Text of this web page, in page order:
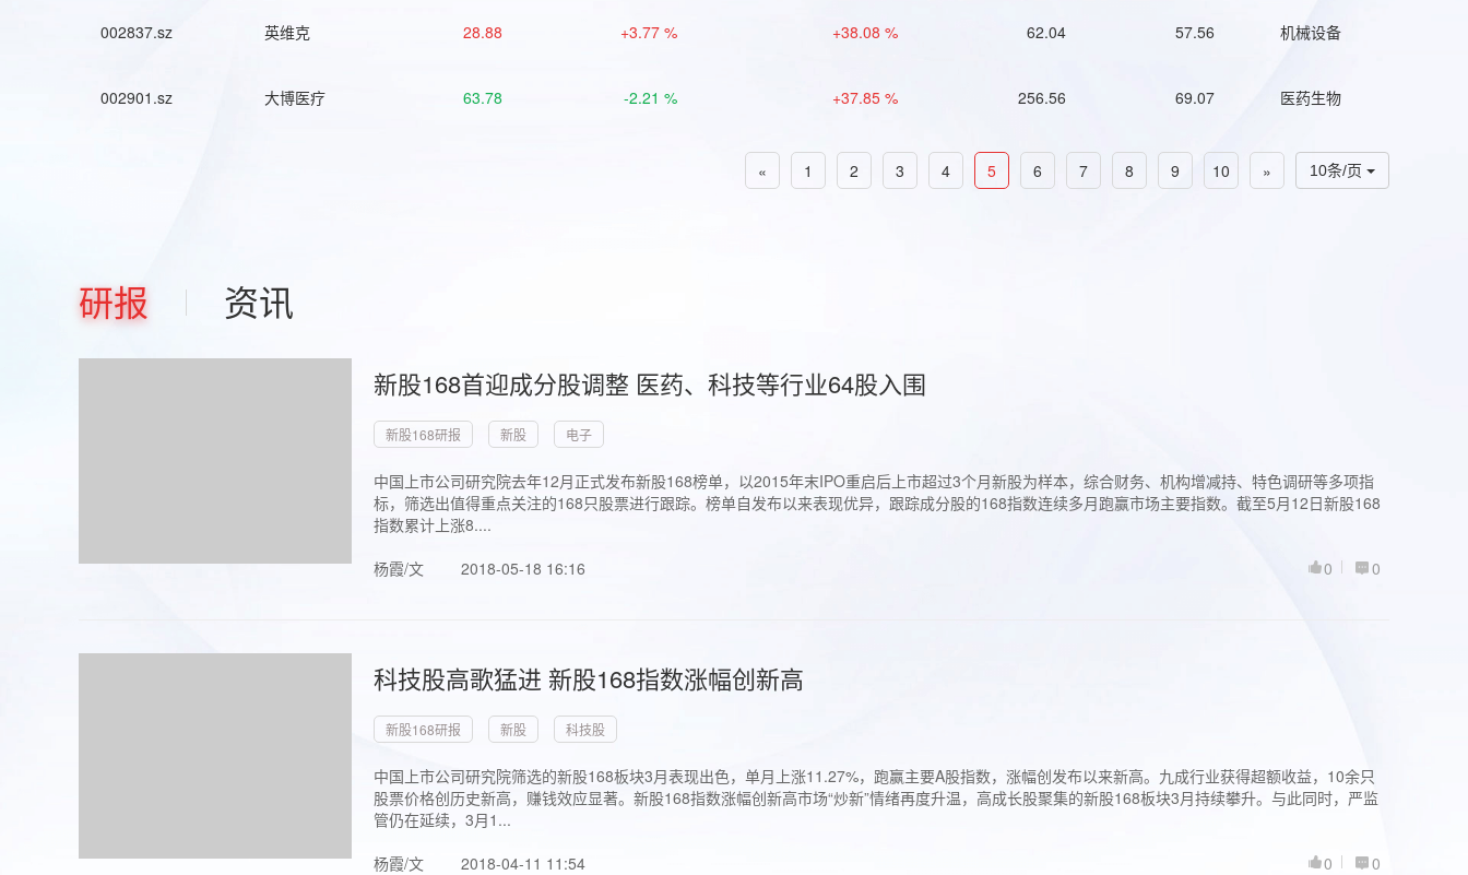
002837.sz 英维克 28.88 +3.77 % +38.08 % 62.04 57.56 机械设备
002901.sz 大博医疗 63.78 -2.21 % +37.85 % 256.56 69.07 医药生物
10条/页
« 1 2 3 4 5 6 7 8 9 10 »
研报 资讯
新股168首迎成分股调整 医药、科技等行业64股入围
新股168研报 新股 电子
中国上市公司研究院去年12月正式发布新股168榜单，以2015年末IPO重启后上市超过3个月新股为样本，综合财务、机构增减持、特色调研等多项指
标，筛选出值得重点关注的168只股票进行跟踪。榜单自发布以来表现优异，跟踪成分股的168指数连续多月跑赢市场主要指数。截至5月12日新股168
指数累计上涨8....
杨霞/文
2018-05-18 16:16 0
0
科技股高歌猛进 新股168指数涨幅创新高
新股168研报 新股 科技股
中国上市公司研究院筛选的新股168板块3月表现出色，单月上涨11.27%，跑赢主要A股指数，涨幅创发布以来新高。九成行业获得超额收益，10余只
股票价格创历史新高，赚钱效应显著。新股168指数涨幅创新高市场“炒新”情绪再度升温，高成长股聚集的新股168板块3月持续攀升。与此同时，严监
管仍在延续，3月1...
杨霞/文
2018-04-11 11:54 0
0